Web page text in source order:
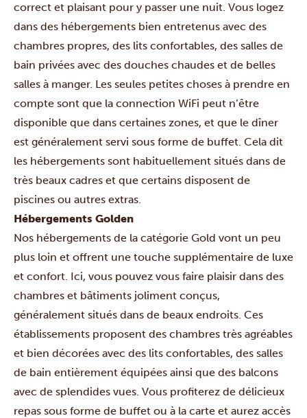
correct et plaisant pour y passer une nuit. Vous logez
dans des hébergements bien entretenus avec des
chambres propres, des lits confortables, des salles de
bain privées avec des douches chaudes et de belles
salles à manger. Les seules petites choses à prendre en
compte sont que la connection WiFi peut n’être
disponible que dans certaines zones, et que le dîner
est généralement servi sous forme de buffet. Cela dit
les hébergements sont habituellement situés dans de
très beaux cadres et que certains disposent de
piscines ou autres extras.
Hébergements Golden
Nos hébergements de la catégorie Gold vont un peu
plus loin et offrent une touche supplémentaire de luxe
et confort. Ici, vous pouvez vous faire plaisir dans des
chambres et bâtiments joliment conçus,
généralement situés dans de beaux endroits. Ces
établissements proposent des chambres très agréables
et bien décorées avec des lits confortables, des salles
de bain entièrement équipées ainsi que des balcons
avec de splendides vues. Vous profiterez de délicieux
repas sous forme de buffet ou à la carte et aurez accès